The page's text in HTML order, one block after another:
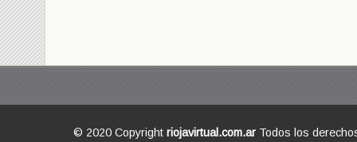
© 2020 Copyright riojavirtual.com.ar Todos los